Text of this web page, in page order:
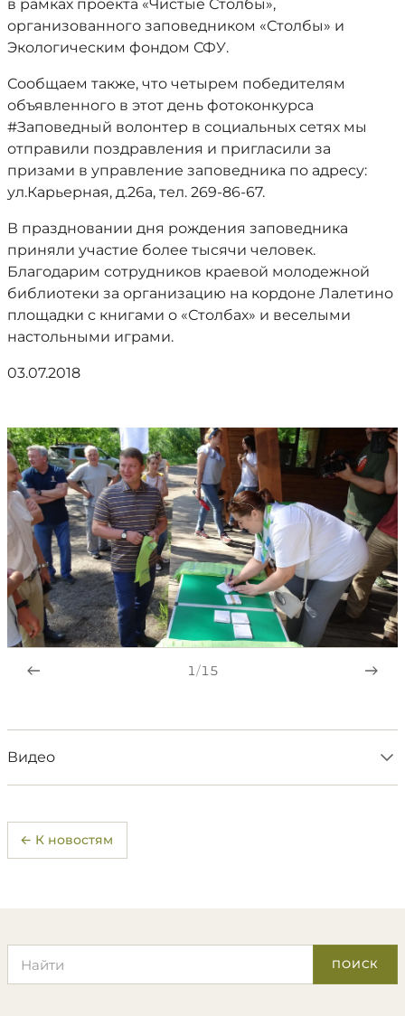
в рамках проекта «Чистые Столбы»,
организованного заповедником «Столбы» и
Экологическим фондом СФУ.
Сообщаем также, что четырем победителям
объявленного в этот день фотоконкурса
#Заповедный волонтер в социальных сетях мы
отправили поздравления и пригласили за
призами в управление заповедника по адресу:
ул.Карьерная, д.26а, тел. 269-86-67.
В праздновании дня рождения заповедника
приняли участие более тысячи человек.
Благодарим сотрудников краевой молодежной
библиотеки за организацию на кордоне Лалетино
площадки с книгами о «Столбах» и веселыми
настольными играми.
03.07.2018
1/15
Видео
← К новостям
ПОИСК